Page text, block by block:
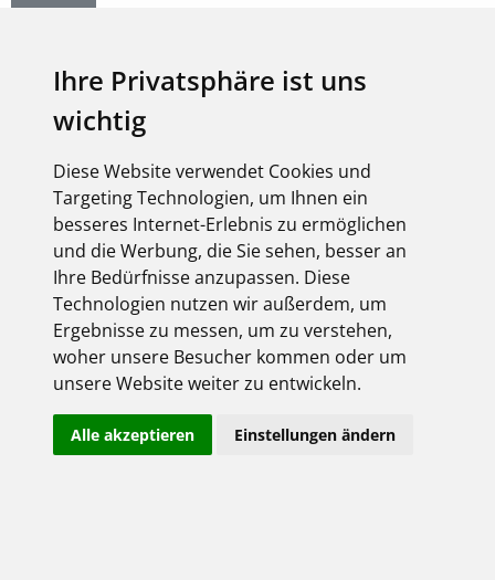
Ihre Privatsphäre ist uns
wichtig
Diese Website verwendet Cookies und
Targeting Technologien, um Ihnen ein
besseres Internet-Erlebnis zu ermöglichen
und die Werbung, die Sie sehen, besser an
Ihre Bedürfnisse anzupassen. Diese
Technologien nutzen wir außerdem, um
Ergebnisse zu messen, um zu verstehen,
woher unsere Besucher kommen oder um
unsere Website weiter zu entwickeln.
Alle akzeptieren Einstellungen ändern
Derzeit liegen keine Termine vor!
Anmeldung
hier gehts rein ...